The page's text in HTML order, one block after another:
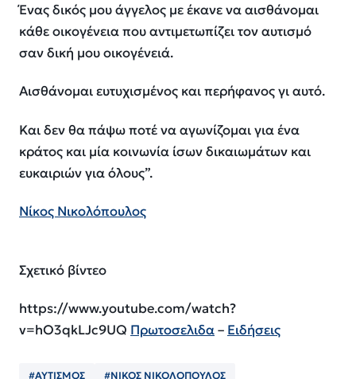
Ένας δικός μου άγγελος με έκανε να αισθάνομαι
κάθε οικογένεια που αντιμετωπίζει τον αυτισμό
σαν δική μου οικογένειά.
Αισθάνομαι ευτυχισμένος και περήφανος γι αυτό.
Και δεν θα πάψω ποτέ να αγωνίζομαι για ένα
κράτος και μία κοινωνία ίσων δικαιωμάτων και
ευκαιριών για όλους”.
Νίκος Νικολόπουλος
Σχετικό βίντεο
https://www.youtube.com/watch?
v=hO3qkLJc9UQ Πρωτοσελιδα– Ειδήσεις
#ΑΥΤΙΣΜΟΣ #ΝΙΚΟΣ ΝΙΚΟΛΟΠΟΥΛΟΣ